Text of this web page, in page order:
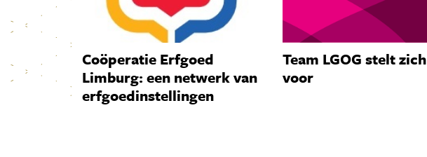
Coöperatie Erfgoed
Limburg: een netwerk van
erfgoedinstellingen
Team LGOG stelt zich
voor